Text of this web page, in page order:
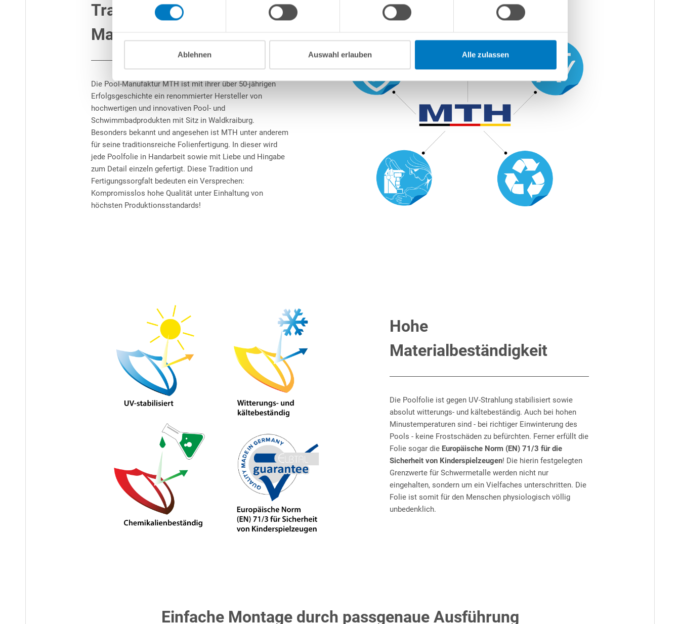
Ablehnen Auswahl erlauben Alle zulassen
Traditionsreiche
Manufaktur
Die Pool-Manufaktur MTH ist mit ihrer über 50-jährigen
Erfolgsgeschichte ein renommierter Hersteller von
hochwertigen und innovativen Pool- und
Schwimmbadprodukten mit Sitz in Waldkraiburg.
Besonders bekannt und angesehen ist MTH unter anderem
für seine traditionsreiche Folienfertigung. In dieser wird
jede Poolfolie in Handarbeit sowie mit Liebe und Hingabe
zum Detail einzeln gefertigt. Diese Tradition und
Fertigungssorgfalt bedeuten ein Versprechen:
Kompromisslos hohe Qualität unter Einhaltung von
höchsten Produktionsstandards!
Hohe
Materialbeständigkeit
Die Poolfolie ist gegen UV-Strahlung stabilisiert sowie
absolut witterungs- und kältebeständig. Auch bei hohen
Minustemperaturen sind - bei richtiger Einwinterung des
Pools - keine Frostschäden zu befürchten. Ferner erfüllt die
Folie sogar die Europäische Norm (EN) 71/3 für die
Sicherheit von Kinderspielzeugen! Die hierin festgelegten
Grenzwerte für Schwermetalle werden nicht nur
eingehalten, sondern um ein Vielfaches unterschritten. Die
Folie ist somit für den Menschen physiologisch völlig
unbedenklich.
Einfache Montage durch passgenaue Ausführung